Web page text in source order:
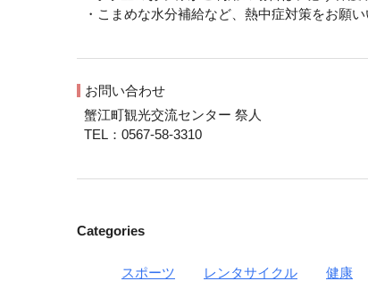
・こまめな水分補給など、熱中症対策をお願い
お問い合わせ
蟹江町観光交流センター 祭人
TEL：0567-58-3310
Categories
スポーツ レンタサイクル 健康